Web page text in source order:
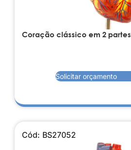
Coração clássico em 2 partes
Solicitar orçamento
Cód: BS27052